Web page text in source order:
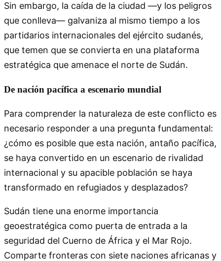
Sin embargo, la caída de la ciudad —y los peligros
que conlleva— galvaniza al mismo tiempo a los
partidarios internacionales del ejército sudanés,
que temen que se convierta en una plataforma
estratégica que amenace el norte de Sudán.
De nación pacífica a escenario mundial
Para comprender la naturaleza de este conflicto es
necesario responder a una pregunta fundamental:
¿cómo es posible que esta nación, antaño pacífica,
se haya convertido en un escenario de rivalidad
internacional y su apacible población se haya
transformado en refugiados y desplazados?
Sudán tiene una enorme importancia
geoestratégica como puerta de entrada a la
seguridad del Cuerno de África y el Mar Rojo.
Comparte fronteras con siete naciones africanas y